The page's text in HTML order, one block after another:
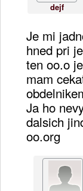
dejf
Je mi
hned pri
ten oo.o
mam
Ja ho
dalsich
oo.org